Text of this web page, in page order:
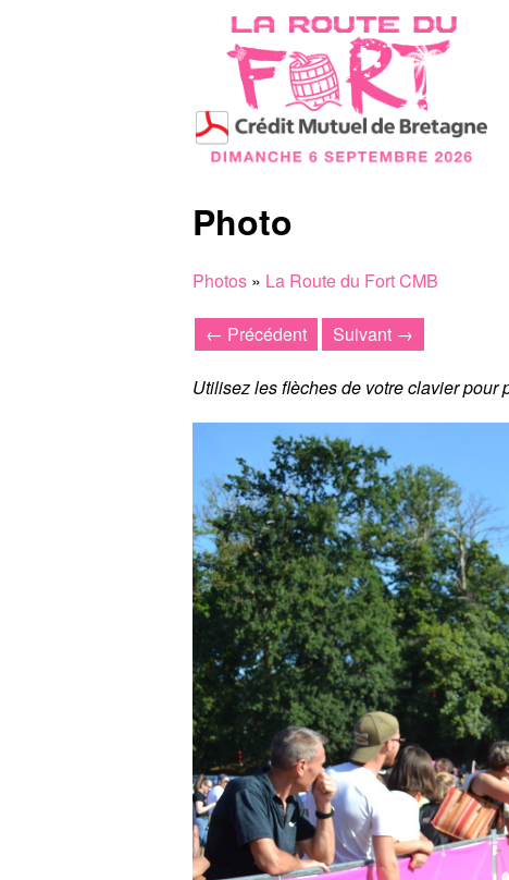
Photo
Photos » La Route du Fort CMB
← Précédent Suivant →
Utilisez les flèches de votre clavier pour